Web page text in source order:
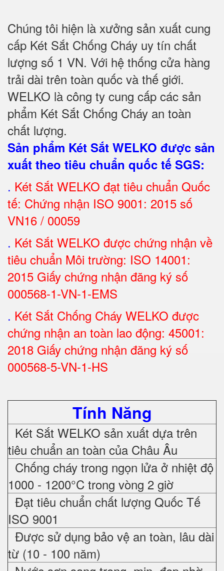
Chúng tôi hiện là xưởng sản xuất cung
cấp Két Sắt Chống Cháy uy tín chất
lượng số 1 VN. Với hệ thống cửa hàng
trải dài trên toàn quốc và thế giới.
WELKO là công ty cung cấp các sản
phẩm Két Sắt Chống Cháy an toàn
chất lượng.
Sản phẩm Két Sắt WELKO được sản
xuất theo tiêu chuẩn quốc tế SGS:
. Két Sắt WELKO đạt tiêu chuẩn Quốc
tế: Chứng nhận ISO 9001: 2015 số
VN16 / 00059
. Két Sắt WELKO được chứng nhận về
tiêu chuẩn Môi trường: ISO 14001:
2015 Giấy chứng nhận đăng ký số
000568-1-VN-1-EMS
. Két Sắt Chống Cháy WELKO được
chứng nhận an toàn lao động: 45001:
2018 Giấy chứng nhận đăng ký số
000568-5-VN-1-HS
Tính Năng
Két Sắt WELKO sản xuất dựa trên
tiêu chuẩn an toàn của Châu Âu
Chống cháy trong ngọn lửa ở nhiệt độ
1000 - 1200°C trong vòng 2 giờ
Đạt tiêu chuẩn chất lượng Quốc Tế
ISO 9001
Được sử dụng bảo vệ an toàn, lâu dài
từ (10 - 100 năm)